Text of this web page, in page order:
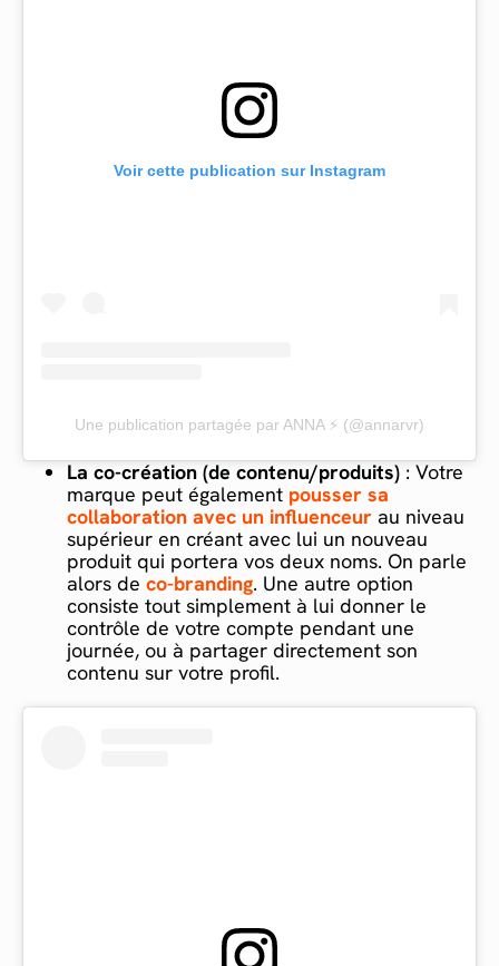
Voir cette publication sur Instagram
Une publication partagée par ANNA ⚡️ (@annarvr)
La co-création (de contenu/produits) : Votre
marque peut également pousser sa
collaboration avec un influenceur au niveau
supérieur en créant avec lui un nouveau
produit qui portera vos deux noms. On parle
alors de co-branding. Une autre option
consiste tout simplement à lui donner le
contrôle de votre compte pendant une
journée, ou à partager directement son
contenu sur votre profil.